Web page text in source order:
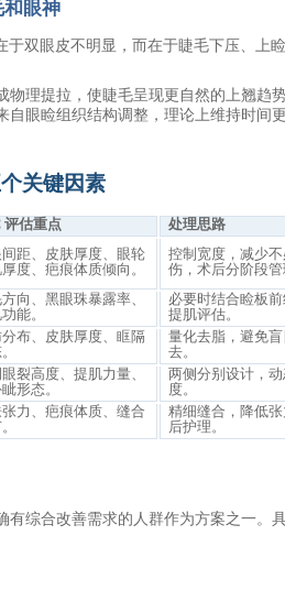
眼神
双眼皮不明显，而在于睫毛下压、上
理提拉，使睫毛呈现更自然的上翘趋
眼睑组织结构调整，理论上维持时间
关键因素
评估重点
处理思路
间距、皮肤厚度、眼轮
度、疤痕体质倾向。
控制宽度，减少
伤，术后分阶段管
向、黑眼珠暴露率、
能。
必要时结合睑板
提肌评估。
分布、皮肤厚度、眶隔
量化去脂，避免
去。
裂高度、提肌力量、
形态。
两侧分别设计，
度。
张力、疤痕体质、缝合
精细缝合，降低
后护理。
综合改善需求的人群作为方案之一。